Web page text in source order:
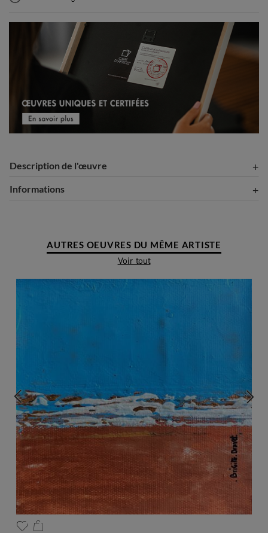
Description de l'œuvre
Informations
AUTRES OEUVRES DU MÊME ARTISTE
Voir tout